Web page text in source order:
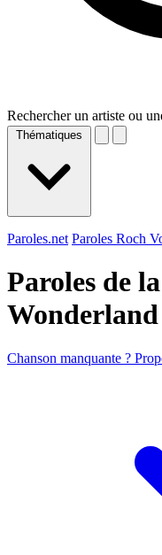
Rechercher un artiste ou
Thématiques
Paroles.net Paroles Roch
Paroles de
Chanson manquante ?